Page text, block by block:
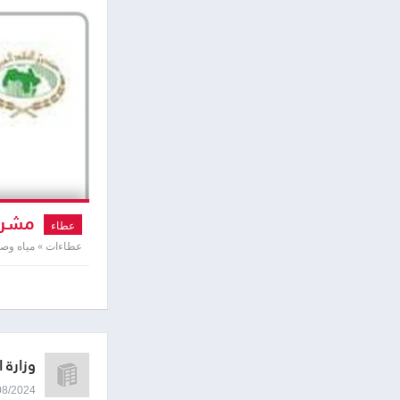
عطاء
عطاءات » مياه
14/08/2024